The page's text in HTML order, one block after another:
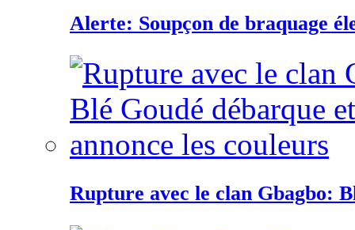
Alerte: Soupçon de braquage
Rupture avec le clan Gbagbo: